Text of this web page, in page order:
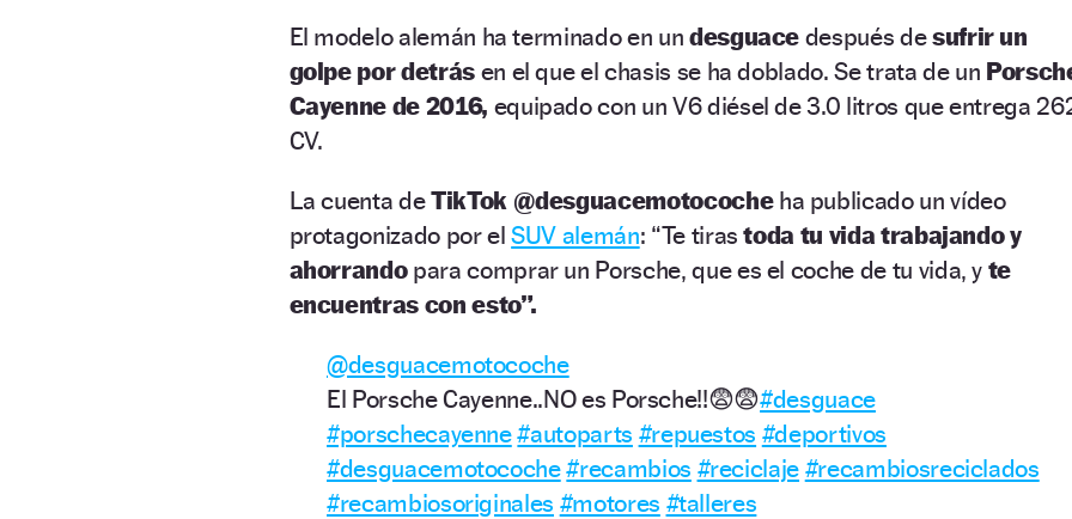
El modelo alemán ha terminado en un desguace después desufrir un
golpe por detrás en el que el chasis se ha doblado. Se trata de un
Cayenne de 2016, equipado con un V6 diésel de 3.0 litros que entrega
CV.
La cuenta deTikTok @desguacemotococheha publicado un vídeo
protagonizado por elSUV alemán: “Te tirastoda tu vida trabajando y
ahorrandopara comprar un Porsche, que es el coche de tu vida, y te
encuentras con esto”.
@desguacemotocoche
El Porsche Cayenne..NO es Porsche!!😨😨#desguace
#porschecayenne#autoparts #repuestos #deportivos
#desguacemotocoche#recambios #reciclaje #recambiosreciclados
#recambiosoriginales #motores #talleres